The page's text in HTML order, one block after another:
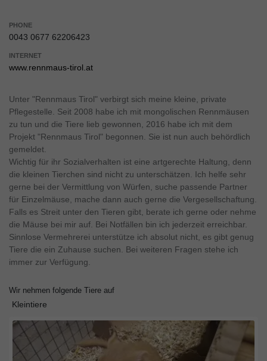
PHONE
0043 0677 62206423
INTERNET
www.rennmaus-tirol.at
Unter "Rennmaus Tirol" verbirgt sich meine kleine, private
Pflegestelle. Seit 2008 habe ich mit mongolischen Rennmäusen
zu tun und die Tiere lieb gewonnen, 2016 habe ich mit dem
Projekt "Rennmaus Tirol" begonnen. Sie ist nun auch behördlich
gemeldet.
Wichtig für ihr Sozialverhalten ist eine artgerechte Haltung, denn
die kleinen Tierchen sind nicht zu unterschätzen. Ich helfe sehr
gerne bei der Vermittlung von Würfen, suche passende Partner
für Einzelmäuse, mache dann auch gerne die Vergesellschaftung.
Falls es Streit unter den Tieren gibt, berate ich gerne oder nehme
die Mäuse bei mir auf. Bei Notfällen bin ich jederzeit erreichbar.
Sinnlose Vermehrerei unterstütze ich absolut nicht, es gibt genug
Tiere die ein Zuhause suchen. Bei weiteren Fragen stehe ich
immer zur Verfügung.
Wir nehmen folgende Tiere auf
Kleintiere